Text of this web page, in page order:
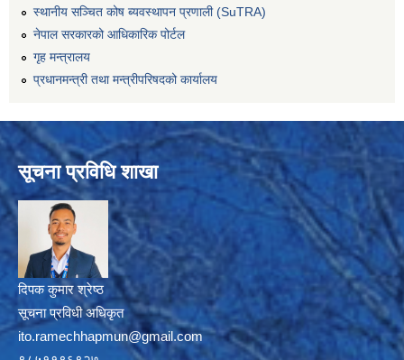
स्थानीय सञ्चित कोष ब्यवस्थापन प्रणाली (SuTRA)
नेपाल सरकारको आधिकारिक पोर्टल
गृह मन्त्रालय
प्रधानमन्त्री तथा मन्त्रीपरिषदको कार्यालय
सूचना प्रविधि शाखा
दिपक कुमार श्रेष्ठ
सूचना प्रविधी अधिकृत
ito.ramechhapmun@gmail.com